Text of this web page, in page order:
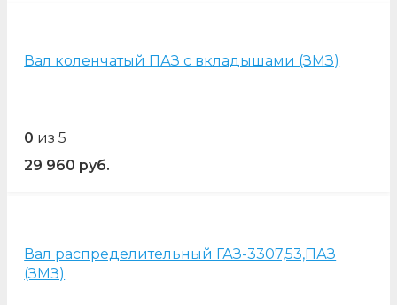
Вал коленчатый ПАЗ с вкладышами (ЗМЗ)
0 из 5
29 960 руб.
Вал распределительный ГАЗ-3307,53,ПАЗ
(ЗМЗ)